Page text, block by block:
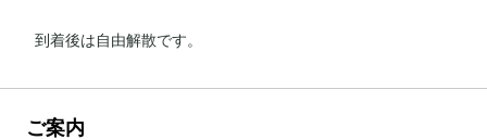
到着後は自由解散です。
ご案内